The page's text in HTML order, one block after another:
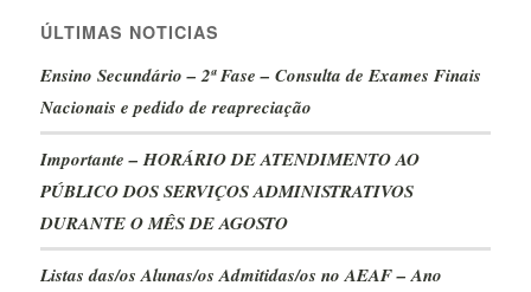
ÚLTIMAS NOTICIAS
Ensino Secundário – 2ª Fase – Consulta de Exames Finais
Nacionais e pedido de reapreciação
Importante – HORÁRIO DE ATENDIMENTO AO
PÚBLICO DOS SERVIÇOS ADMINISTRATIVOS
DURANTE O MÊS DE AGOSTO
Listas das/os Alunas/os Admitidas/os no AEAF – Ano